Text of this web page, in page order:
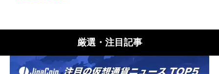
厳選・注目記事